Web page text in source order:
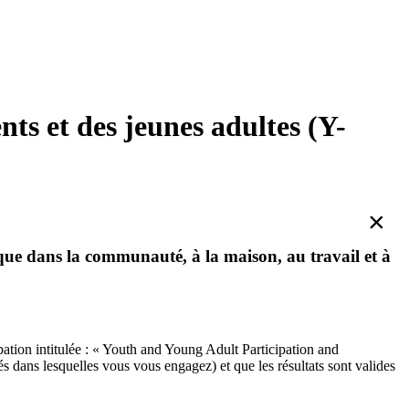
et des jeunes adultes (Y-
×
dans la communauté, à la maison, au travail et à
intitulée : « Youth and Young Adult Participation and
lesquelles vous vous engagez) et que les résultats sont valides